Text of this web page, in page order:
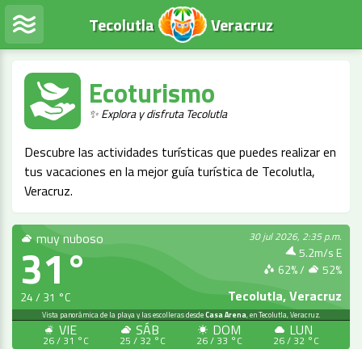
Tecolutla Veracruz
Ecoturismo
✨ Explora y disfruta Tecolutla
Descubre las actividades turísticas que puedes realizar en
tus vacaciones en la mejor guía turística de Tecolutla,
Veracruz.
muy nuboso
31°
24 / 31 °C
30 jul 2026, 2:35 p.m.
5.2m/s E
62% / 52%
Tecolutla, Veracruz
EN VIVO
Vista panorámica de la playa y las escolleras desdeCasa Arena, en Tecolutla, Veracruz.
VIE
26 / 31 °C
SÁB
25 / 32 °C
DOM
26 / 33 °C
LUN
26 / 32 °C